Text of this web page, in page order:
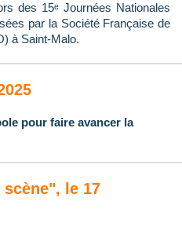
des 15ᵉ Journées Nationales
par la Société Française de
à Saint-Malo.
pour faire avancer la
le 17